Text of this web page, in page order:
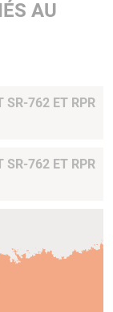
AU
SR-762 ET RPR
SR-762 ET RPR